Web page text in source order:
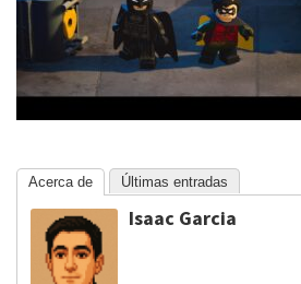
Acerca de Últimas entradas
Isaac Garcia